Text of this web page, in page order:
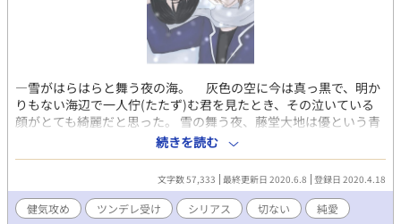
―雪がはらはらと舞う夜の海。 灰色の空に今は真っ黒で、明か
りもない海辺で一人佇(たたず)む君を見たとき、その泣いている
顔がとても綺麗だと思った。 雪の舞う夜、藤堂大地は優という青
年と出会った。 薄着で佇む優を見捨てる事が出来ず、大地は優を
自宅へ連れ帰る。 祖母と二人暮らしの大地。そこにある辛い過
去。 優もまた消してしまいたい過去と自分をもつ。 『傷』を持つ
二人の刹那の物語。
続きを読む
文字数 57,333 最終更新日 2020.6.8 登録日 2020.4.18
健気攻め ツンデレ受け シリアス 切ない
純愛